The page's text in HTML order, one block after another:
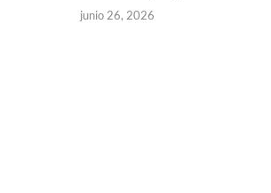
junio 26, 2026